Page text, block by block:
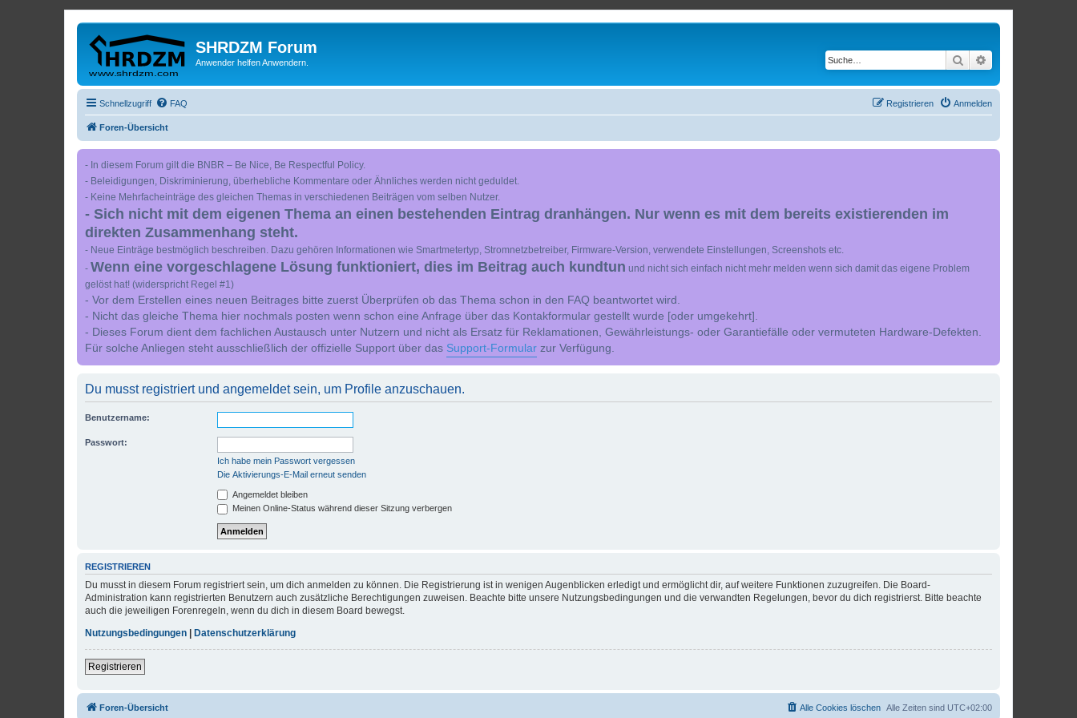
SHRDZM Forum
Anwender helfen Anwendern. Suche
Schnellzugriff FAQ Anmelden
Registrieren
Foren-Übersicht
- In diesem Forum gilt die BNBR – Be Nice, Be Respectful Policy.
- Beleidigungen, Diskriminierung, überhebliche Kommentare oder Ähnliches werden nicht geduldet.
- Keine Mehrfacheinträge des gleichen Themas in verschiedenen Beiträgen vom selben Nutzer.
- Sich nicht mit dem eigenen Thema an einen bestehenden Eintrag dranhängen. Nur wenn es mit dem bereits existierenden im
direkten Zusammenhang steht.
- Neue Einträge bestmöglich beschreiben. Dazu gehören Informationen wie Smartmetertyp, Stromnetzbetreiber, Firmware-Version, verwendete Einstellungen, Screenshots etc.
- Wenn eine vorgeschlagene Lösung funktioniert, dies im Beitrag auch kundtun und nicht sich einfach nicht mehr melden wenn sich damit das eigene Problem
gelöst hat! (widerspricht Regel #1)
- Vor dem Erstellen eines neuen Beitrages bitte zuerst Überprüfen ob das Thema schon in den FAQ beantwortet wird.
- Nicht das gleiche Thema hier nochmals posten wenn schon eine Anfrage über das Kontakformular gestellt wurde [oder umgekehrt].
- Dieses Forum dient dem fachlichen Austausch unter Nutzern und nicht als Ersatz für Reklamationen, Gewährleistungs- oder Garantiefälle oder vermuteten Hardware-Defekten.
Für solche Anliegen steht ausschließlich der offizielle Support über das Support-Formular zur Verfügung.
Du musst registriert und angemeldet sein, um Profile anzuschauen.
Benutzername:
Passwort:
Ich habe mein Passwort vergessen
Die Aktivierungs-E-Mail erneut senden
Angemeldet bleiben
Meinen Online-Status während dieser Sitzung verbergen
REGISTRIEREN
Du musst in diesem Forum registriert sein, um dich anmelden zu können. Die Registrierung ist in wenigen Augenblicken erledigt und ermöglicht dir, auf weitere Funktionen zuzugreifen. Die Board-
Administration kann registrierten Benutzern auch zusätzliche Berechtigungen zuweisen. Beachte bitte unsere Nutzungsbedingungen und die verwandten Regelungen, bevor du dich registrierst. Bitte beachte
auch die jeweiligen Forenregeln, wenn du dich in diesem Board bewegst.
Nutzungsbedingungen
Datenschutzerklärung
Registrieren
Foren-Übersicht Alle Zeiten sind UTC+02:00
Alle Cookies löschen